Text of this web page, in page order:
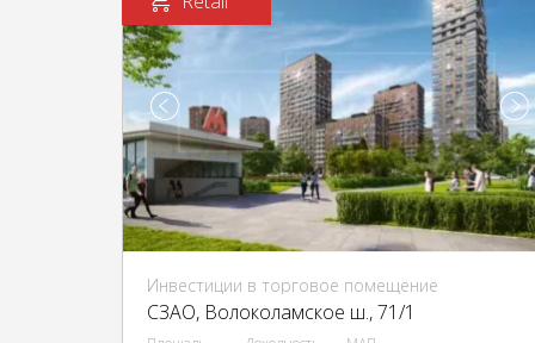
Инвестиции в торговое помещение
CЗАО, Волоколамское ш., 71/1